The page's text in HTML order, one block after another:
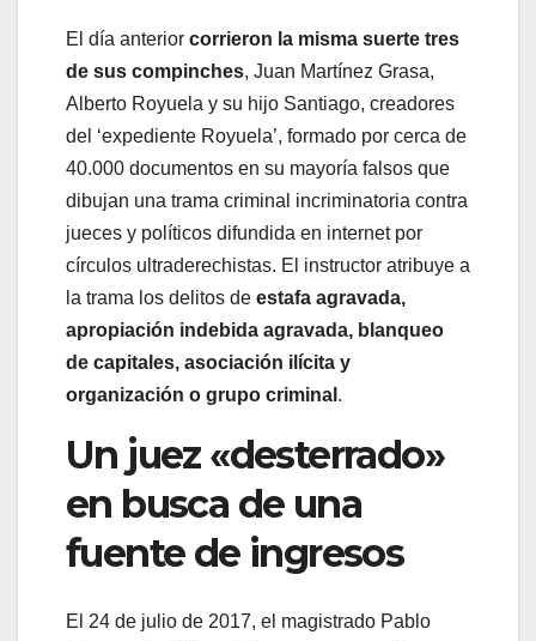
El día anterior corrieron la misma suerte tres
de sus compinches, Juan Martínez Grasa,
Alberto Royuela y su hijo Santiago, creadores
del ‘expediente Royuela’, formado por cerca de
40.000 documentos en su mayoría falsos que
dibujan una trama criminal incriminatoria contra
jueces y políticos difundida en internet por
círculos ultraderechistas. El instructor atribuye a
la trama los delitos de estafa agravada,
apropiación indebida agravada, blanqueo
de capitales, asociación ilícita y
organización o grupo criminal .
Un juez «desterrado»
en busca de una
fuente de ingresos
El 24 de julio de 2017, el magistrado Pablo